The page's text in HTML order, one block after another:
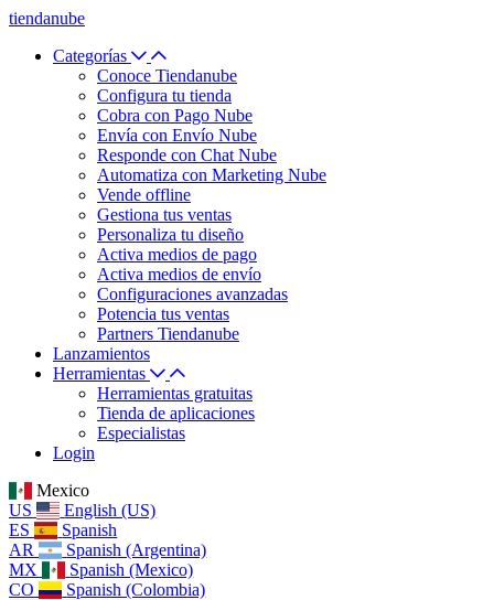
tiendanube
Categorías
Conoce Tiendanube
Configura tu tienda
Cobra con Pago Nube
Envía con Envío Nube
Responde con Chat Nube
Automatiza con Marketing Nube
Vende offline
Gestiona tus ventas
Personaliza tu diseño
Activa medios de pago
Activa medios de envío
Configuraciones avanzadas
Potencia tus ventas
Partners Tiendanube
Lanzamientos
Herramientas
Herramientas gratuitas
Tienda de aplicaciones
Especialistas
Login
Mexico
US
English (US)
ES
Spanish
AR
Spanish (Argentina)
MX
Spanish (Mexico)
CO
Spanish (Colombia)